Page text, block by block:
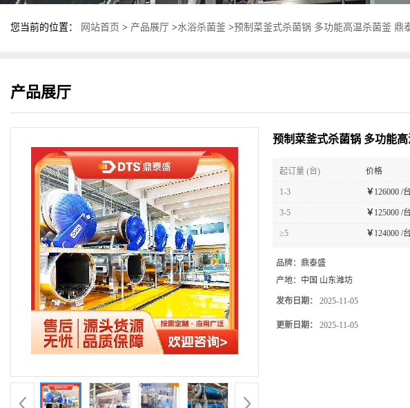
您当前的位置： 网站首页 > 产品展厅 >水浴杀菌釜 >预制菜釜式杀菌锅 多功能高温杀菌釜 鼎
产品展厅
预制菜釜式杀菌锅 多功能
起订量 (台) 价格
1-3 ￥ 126000 /台
3-5 ￥ 125000 /台
≥5 ￥ 124000 /台
品牌： 鼎泰盛
产地： 中国 山东潍坊
发布日期： 2025-11-05
更新日期： 2025-11-05